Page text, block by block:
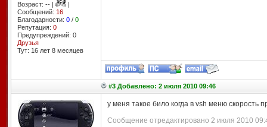
Возраст: -- |
|
Сообщений: 16
Благодарности: 0/ 0
Репутация: 0
Предупреждений: 0
Друзья
Тут: 16 лет 8 месяцев
#3 Добавлено: 2 июля 2010 09:46
у меня такое било когда в vsh меню скорость
Сообщение отредактировано 2 июля 2010